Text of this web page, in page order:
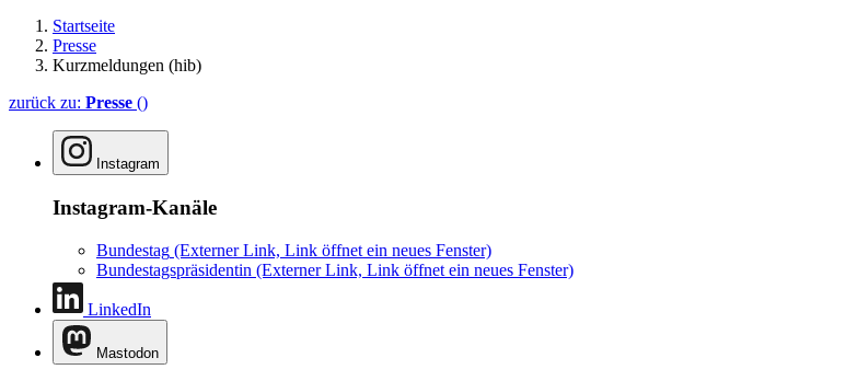
Startseite
Presse
Kurzmeldungen (hib)
zurück zu: Presse ()
Instagram
Instagram-Kanäle
Bundestag (Externer Link, Link öffnet ein neues Fenster)
Bundestagspräsidentin (Externer Link, Link öffnet ein neues Fenster)
LinkedIn
Mastodon